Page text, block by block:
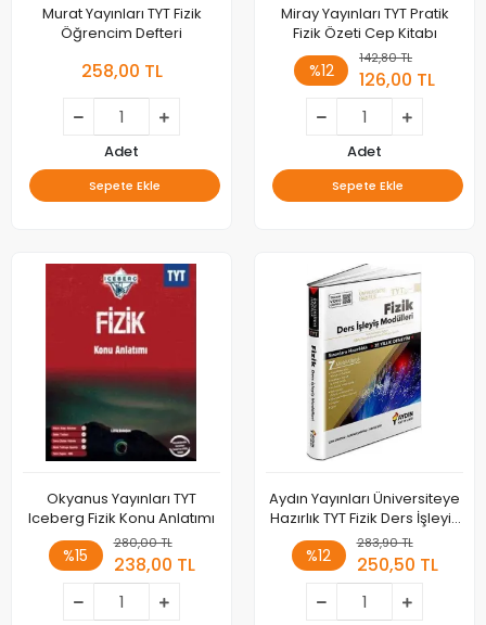
Murat Yayınları TYT Fizik
Öğrencim Defteri
258,00 TL
Adet
Sepete Ekle
Miray Yayınları TYT Pratik
Fizik Özeti Cep Kitabı
%12
142,80 TL
126,00 TL
Adet
Sepete Ekle
Okyanus Yayınları TYT
Iceberg Fizik Konu Anlatımı
%15
280,00 TL
238,00 TL
Aydın Yayınları Üniversiteye
Hazırlık TYT Fizik Ders İşleyiş
Modülleri
%12
283,90 TL
250,50 TL